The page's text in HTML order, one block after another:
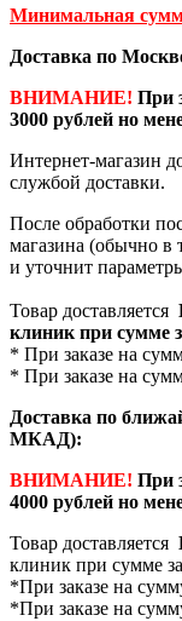
Минимальная
Доставка по
ВНИМАНИЕ! При
3000 рублей но
Интернет-магазин
службой доставки.
После обработки
магазина (обычно в
и уточнит
Товар доставляется
клиник при сумме
* При заказе на
* При заказе на
Доставка по
МКАД):
ВНИМАНИЕ! При
4000 рублей но
Товар доставляется
клиник при сумме
*При заказе на
*При заказе на